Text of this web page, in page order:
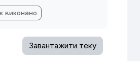
виконано
Завантажити теку